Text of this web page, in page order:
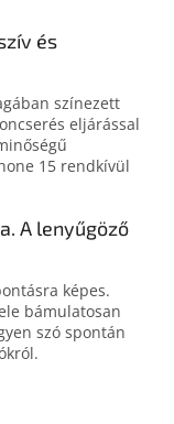
és
színezett
eljárással
15 rendkívül
A lenyűgöző
képes.
bámulatosan
szó spontán